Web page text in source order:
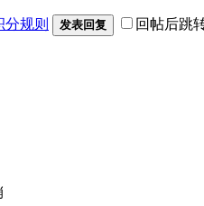
分规则 发表回复 回帖后跳